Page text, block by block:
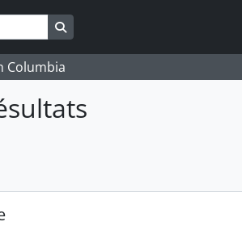
Search in browse page
Columbia